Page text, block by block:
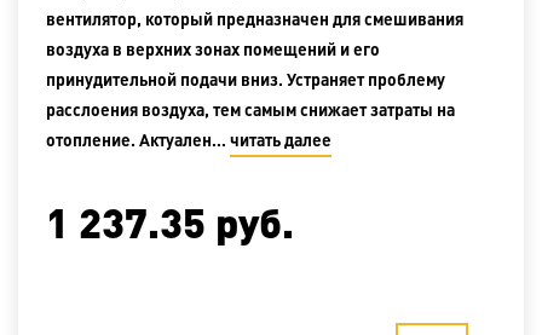
вентилятор, который предназначен для смешивания
воздуха в верхних зонах помещений и его
принудительной подачи вниз. Устраняет проблему
расслоения воздуха, тем самым снижает затраты на
отопление. Актуален… читать далее
1 237.35 руб.